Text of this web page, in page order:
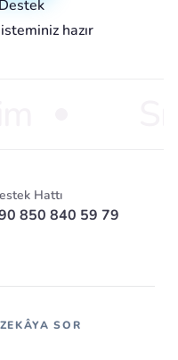
hazır
SOR
Hattı
850 840 59 79